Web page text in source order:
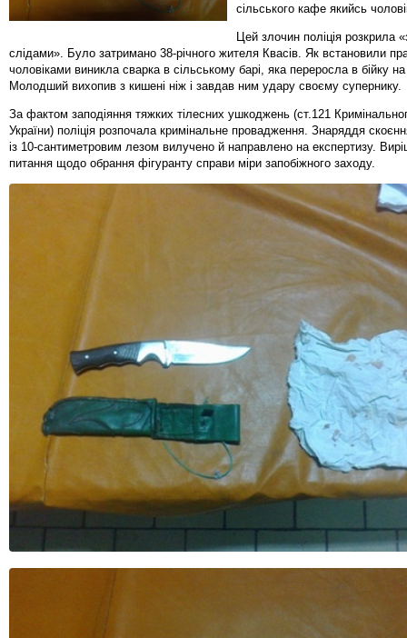
сільського кафе якийсь
Цей злочин поліція розкрила
слідами». Було затримано 38-річного жителя Квасів. Як встановили
чоловіками виникла сварка в сільському барі, яка переросла в бійку
Молодший вихопив з кишені ніж і завдав ним удару своєму супернику.
За фактом заподіяння тяжких тілесних ушкоджень (ст.121
України) поліція розпочала кримінальне провадження. Знаряддя
із 10-сантиметровим лезом вилучено й направлено на експертизу.
питання щодо обрання фігуранту справи міри запобіжного заходу.